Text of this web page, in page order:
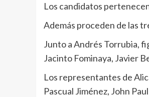
Los candidatos
Además proceden de las
Junto a Andrés Torrubia,
Jacinto Fominaya, Javier
Los representantes de
Pascual Jiménez, John